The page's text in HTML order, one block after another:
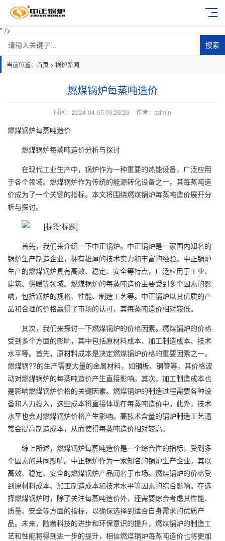
" />
搜索
当前位置： 首页 > 锅炉新闻
燃煤锅炉每蒸吨造价
时间：2024-04-05 09:26:29 作者：admin
燃煤锅炉每蒸吨造价
燃煤锅炉每蒸吨造价分析与探讨
在现代工业生产中，锅炉作为一种重要的热能设备，广泛应用
于各个领域。燃煤锅炉作为传统的能源转化设备之一，其每蒸吨造
价成为了一个关键的指标。本文将围绕燃煤锅炉每蒸吨造价展开分
析与探讨。
首先，我们来介绍一下中正锅炉。中正锅炉是一家国内知名的
锅炉生产制造企业，拥有雄厚的技术实力和丰富的经验。中正锅炉
生产的燃煤锅炉具有高效、稳定、安全等特点，广泛应用于工业、
建筑、供暖等领域。燃煤锅炉的每蒸吨造价主要受到多个因素的影
响，包括锅炉的规格、性能、制造工艺等。中正锅炉以其优质的产
品和合理的价格赢得了市场的认可，其每蒸吨造价相对较低。
其次，我们来探讨一下燃煤锅炉的价格因素。燃煤锅炉的价格
受到多个方面的影响，其中包括原材料成本、加工制造成本、技术
水平等。首先，原材料成本是决定燃煤锅炉价格的重要因素之一。
燃煤锅??的生产需要大量的金属材料，如钢板、铜管等，其价格波
动对燃煤锅炉的每蒸吨造价产生直接影响。其次，加工制造成本也
是影响燃煤锅炉价格的关键因素。燃煤锅炉的制造过程需要各种设
备和人力投入，这些成本将直接体现在每蒸吨造价中。此外，技术
水平也会对燃煤锅炉价格产生影响。高技术含量的锅炉制造工艺通
常会提高制造成本，从而使得每蒸吨造价相对较高。
综上所述，燃煤锅炉每蒸吨造价是一个综合性的指标，受到多
个因素的共同影响。中正锅炉作为一家知名的锅炉生产企业，其以
高效、稳定、安全的燃煤锅炉产品闻名于市场。燃煤锅炉的价格受
到原材料成本、加工制造成本和技术水平等因素的综合影响。在选
择燃煤锅炉时，除了关注每蒸吨造价外，还需要综合考虑其性能、
质量、安全等方面的指标，以确保选择到适合自身需求的优质产
品。未来，随着科技的进步和环保意识的提升，燃煤锅炉的制造工
艺和性能将得到进一步的提升，相信燃煤锅炉每蒸吨造价也将更加